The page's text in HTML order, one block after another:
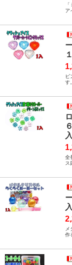
ア
ピ
す
全
ス
メ
作